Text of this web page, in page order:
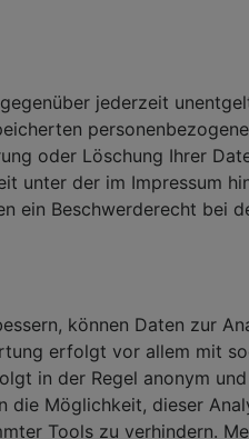
jederzeit
oder Löschung Ihrer
unter der im Impressum
ein Beschwerderecht bei
können Daten zur
erfolgt vor allem mit
in der Regel anonym
die Möglichkeit, dieser
Tools zu verhindern.